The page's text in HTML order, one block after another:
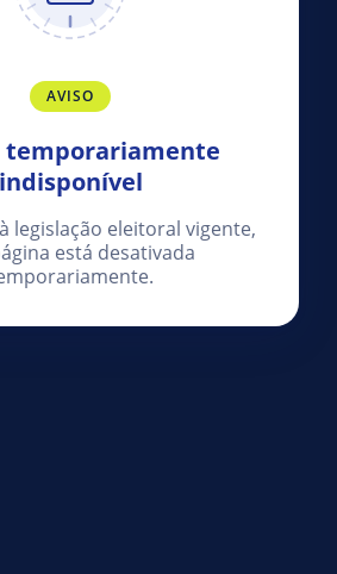
AVISO
temporariamente
indisponível
legislação eleitoral vigente,
está desativada